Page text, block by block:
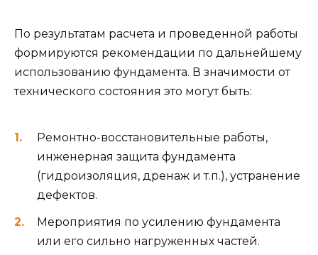
По результатам расчета и проведенной работы
формируются рекомендации по дальнейшему
использованию фундамента. В значимости от
технического состояния это могут быть:
Ремонтно-восстановительные работы,
инженерная защита фундамента
(гидроизоляция, дренаж и т.п.), устранение
дефектов.
Мероприятия по усилению фундамента
или его сильно нагруженных частей.